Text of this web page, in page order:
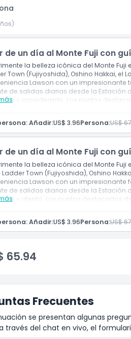
Saber
de Cancelación
de un día al Monte Fuji con
la belleza icónica del Monte
Town (Fujiyoshida), Oshino Hakkai,
Lawson con un impresionante
de salidas diarias desde la Estación
y considerado. Los puntos
a las atracciones
de ida y vuelta hacia y desde
Añadir:US$ 3.96Persona:US$
de un día al Monte Fuji con
la belleza icónica del Monte
Ladder Town (Fujiyoshida), Oshino
Lawson con un impresionante
de salidas diarias desde la Estación
y atento. Los puntos destacados
a las atracciones
Añadir:US$ 3.96Persona:US$
65.94
Frecuentes
se presentan algunas
través del chat en vivo, el